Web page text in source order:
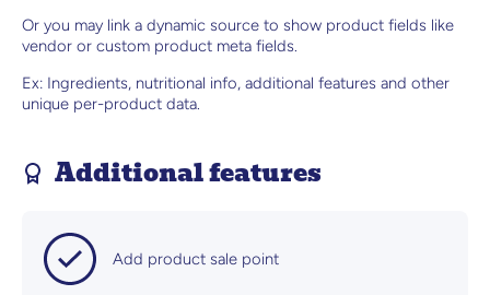
Or you may link a dynamic source to show product fields like
vendor or custom product meta fields.
Ex: Ingredients, nutritional info, additional features and other
unique per-product data.
Additional features
Add product sale point